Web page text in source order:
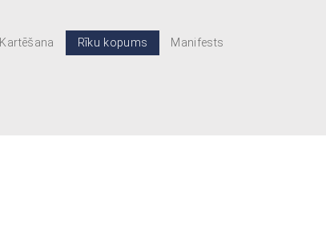
Kartēšana Rīku kopums Manifests